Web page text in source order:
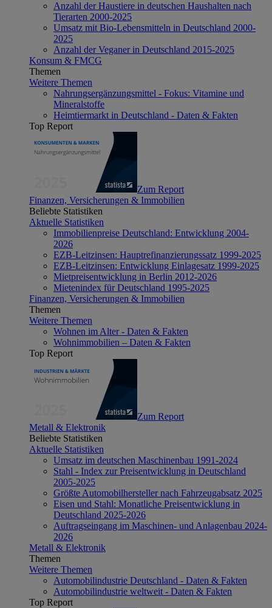
Anzahl der Haustiere in deutschen Haushalten nach
Tierarten 2000-2025
Umsatz mit Bio-Lebensmitteln in Deutschland 2000-
2025
Anzahl der Veganer in Deutschland 2015-2025
Konsum & FMCG
Themen
Weitere Themen
Nahrungsergänzungsmittel - Fokus: Vitamine und
Mineralstoffe
Heimtiermarkt in Deutschland - Daten & Fakten
Top Report
Zum Report
Finanzen, Versicherungen & Immobilien
Beliebte Statistiken
Aktuelle Statistiken
Immobilienpreise Deutschland: Entwicklung 2004-
2026
EZB-Leitzinsen: Hauptrefinanzierungssatz 1999-2025
EZB-Leitzinsen: Entwicklung Einlagesatz 1999-2025
Mietpreisentwicklung in Berlin 2012-2026
Mietenindex für Deutschland 1995-2025
Finanzen, Versicherungen & Immobilien
Themen
Weitere Themen
Wohnen im Alter - Daten & Fakten
Wohnimmobilien – Daten & Fakten
Top Report
Zum Report
Metall & Elektronik
Beliebte Statistiken
Aktuelle Statistiken
Umsatz im deutschen Maschinenbau 1991-2024
Stahl - Index zur Preisentwicklung in Deutschland
2005-2025
Größte Automobilhersteller nach Fahrzeugabsatz 2025
Eisen und Stahl: Monatliche Preisentwicklung in
Deutschland 2025-2026
Auftragseingang im Maschinen- und Anlagenbau 2024-
2026
Metall & Elektronik
Themen
Weitere Themen
Automobilindustrie Deutschland - Daten & Fakten
Automobilindustrie weltweit - Daten & Fakten
Top Report